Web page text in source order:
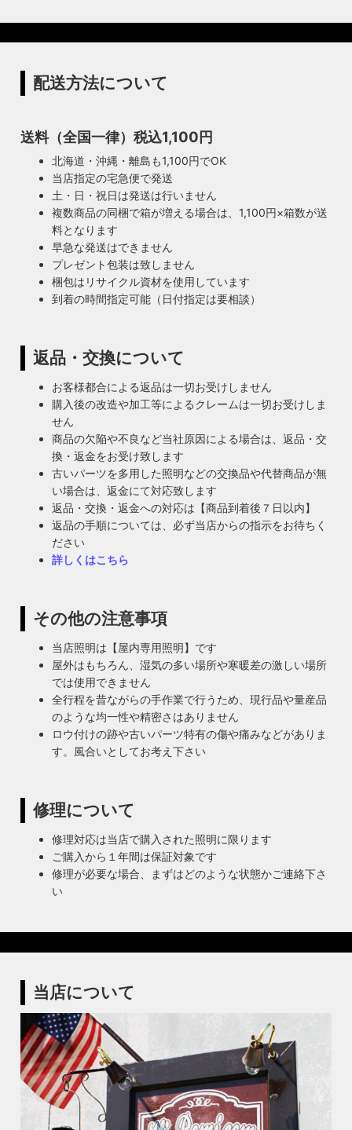
配送方法について
送料（全国一律）税込1,100円
北海道・沖縄・離島も1,100円でOK
当店指定の宅急便で発送
土・日・祝日は発送は行いません
複数商品の同梱で箱が増える場合は、1,100円×箱数が送
料となります
早急な発送はできません
プレゼント包装は致しません
梱包はリサイクル資材を使用しています
到着の時間指定可能（日付指定は要相談）
返品・交換について
お客様都合による返品は一切お受けしません
購入後の改造や加工等によるクレームは一切お受けしま
せん
商品の欠陥や不良など当社原因による場合は、返品・交
換・返金をお受け致します
古いパーツを多用した照明などの交換品や代替商品が無
い場合は、返金にて対応致します
返品・交換・返金への対応は【商品到着後７日以内】
返品の手順については、必ず当店からの指示をお待ちく
ださい
詳しくはこちら
その他の注意事項
当店照明は【屋内専用照明】です
屋外はもちろん、湿気の多い場所や寒暖差の激しい場所
では使用できません
全行程を昔ながらの手作業で行うため、現行品や量産品
のような均一性や精密さはありません
ロウ付けの跡や古いパーツ特有の傷や痛みなどがありま
す。風合いとしてお考え下さい
修理について
修理対応は当店で購入された照明に限ります
ご購入から１年間は保証対象です
修理が必要な場合、まずはどのような状態かご連絡下さ
い
当店について